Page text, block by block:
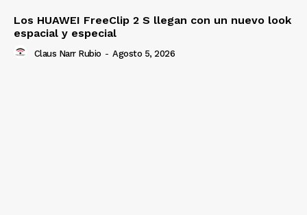
Los HUAWEI FreeClip 2 S llegan con un nuevo look
espacial y especial
Claus Narr Rubio - Agosto 5, 2026